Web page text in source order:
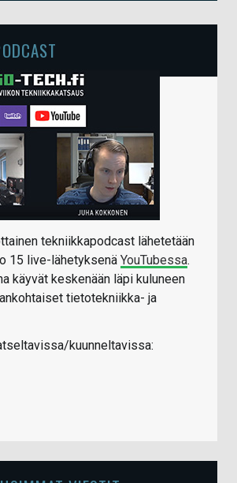
tekniikkapodcast lähetetään
15 live-lähetyksenä YouTubessa.
käyvät keskenään läpi kuluneen
tietotekniikka- ja
kuunneltavissa: